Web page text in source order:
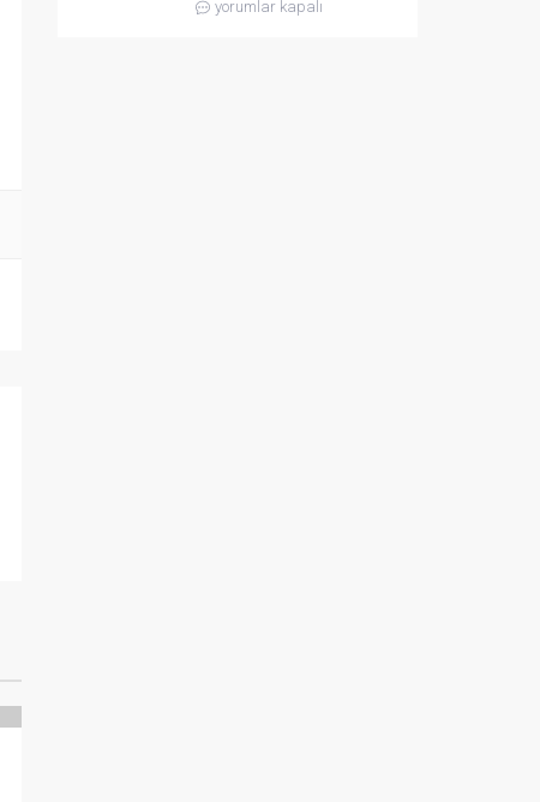
yorumlar kapalı